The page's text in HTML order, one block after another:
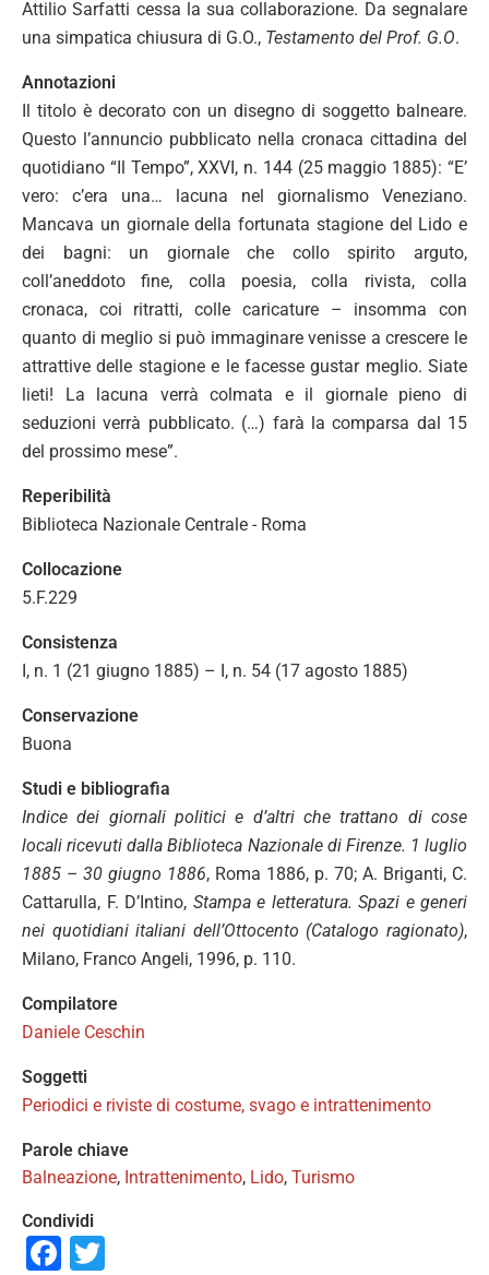
Attilio Sarfatti cessa la sua collaborazione. Da segnalare
una simpatica chiusura di G.O., Testamento del Prof. G.O.
Annotazioni
Il titolo è decorato con un disegno di soggetto balneare.
Questo l’annuncio pubblicato nella cronaca cittadina del
quotidiano “Il Tempo”, XXVI, n. 144 (25 maggio 1885): “E’
vero: c’era una… lacuna nel giornalismo Veneziano.
Mancava un giornale della fortunata stagione del Lido e
dei bagni: un giornale che collo spirito arguto,
coll’aneddoto fine, colla poesia, colla rivista, colla
cronaca, coi ritratti, colle caricature – insomma con
quanto di meglio si può immaginare venisse a crescere le
attrattive delle stagione e le facesse gustar meglio. Siate
lieti! La lacuna verrà colmata e il giornale pieno di
seduzioni verrà pubblicato. (…) farà la comparsa dal 15
del prossimo mese”.
Reperibilità
Biblioteca Nazionale Centrale - Roma
Collocazione
5.F.229
Consistenza
I, n. 1 (21 giugno 1885) – I, n. 54 (17 agosto 1885)
Conservazione
Buona
Studi e bibliografia
Indice dei giornali politici e d’altri che trattano di cose
locali ricevuti dalla Biblioteca Nazionale di Firenze. 1 luglio
1885 – 30 giugno 1886, Roma 1886, p. 70; A. Briganti, C.
Cattarulla, F. D’Intino, Stampa e letteratura. Spazi e generi
nei quotidiani italiani dell’Ottocento (Catalogo ragionato),
Milano, Franco Angeli, 1996, p. 110.
Compilatore
Daniele Ceschin
Soggetti
Periodici e riviste di costume, svago e intrattenimento
Parole chiave
Balneazione, Intrattenimento, Lido, Turismo
Condividi
Facebook